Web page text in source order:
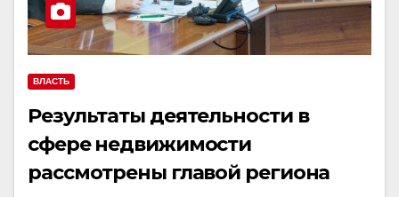
ВЛАСТЬ
Результаты деятельности в
сфере недвижимости
рассмотрены главой региона